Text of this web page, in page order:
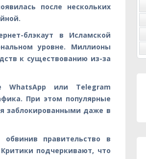
после нескольких
блэкаут в Исламской
уровне. Миллионы
к существованию из-за
WhatsApp или Telegram
При этом популярные
заблокированными даже в
обвинив правительство в
подчеркивают, что